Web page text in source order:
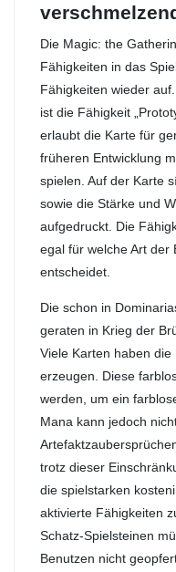
Die Magic: the
Fähigkeiten in das
Fähigkeiten wieder
ist die Fähigkeit
erlaubt die Karte für
früheren Entwicklung
spielen. Auf der Karte
sowie die Stärke und
aufgedruckt. Die
egal für welche Art der
entscheidet.
Die schon in
geraten in Krieg der
Viele Karten haben
erzeugen. Diese
werden, um ein
Mana kann jedoch
trotz dieser
die spielstarken
aktivierte Fähigkeiten
Schatz-Spielsteinen
Benutzen nicht